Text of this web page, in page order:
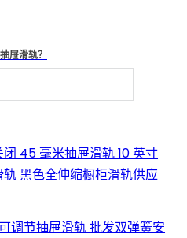
屉滑轨？
45 毫米抽屉滑轨 10 英寸
黑色全伸缩橱柜滑轨供应
调节抽屉滑轨 批发双弹簧安